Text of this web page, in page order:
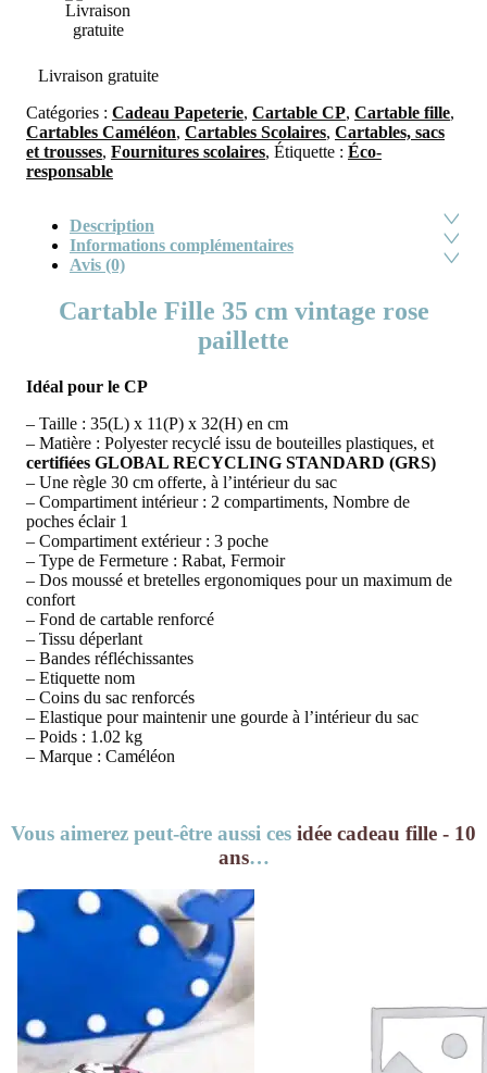
Livraison gratuite
Catégories : Cadeau Papeterie, Cartable CP, Cartable fille,
Cartables Caméléon, Cartables Scolaires, Cartables, sacs
et trousses, Fournitures scolaires, Étiquette : Éco-
responsable
Description
Informations complémentaires
Avis (0)
Cartable Fille 35 cm vintage rose
paillette
Idéal pour le CP
– Taille : 35(L) x 11(P) x 32(H) en cm
– Matière : Polyester recyclé issu de bouteilles plastiques, et
certifiées GLOBAL RECYCLING STANDARD (GRS)
– Une règle 30 cm offerte, à l’intérieur du sac
– Compartiment intérieur : 2 compartiments, Nombre de
poches éclair 1
– Compartiment extérieur : 3 poche
– Type de Fermeture : Rabat, Fermoir
– Dos moussé et bretelles ergonomiques pour un maximum de
confort
– Fond de cartable renforcé
– Tissu déperlant
– Bandes réfléchissantes
– Etiquette nom
– Coins du sac renforcés
– Elastique pour maintenir une gourde à l’intérieur du sac
– Poids : 1.02 kg
– Marque : Caméléon
Vous aimerez peut-être aussi ces idée cadeau fille - 10
ans…